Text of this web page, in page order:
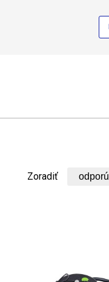
Zoradiť